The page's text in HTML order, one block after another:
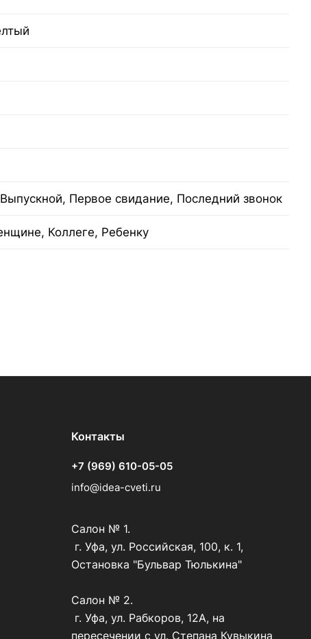
Первое свидание, Последний звонок
Коллеге, Ребенку
Контакты
+7 (969) 610-05-05
info@idea-cveti.ru
Салон № 1.
г. Уфа, ул. Российская, 100, к. 1,
Остановка "Бульвар Тюлькина"
Салон № 2.
г. Уфа, ул. Рабкоров, 12А, на
пересечении с ул. Степана Кувыкина